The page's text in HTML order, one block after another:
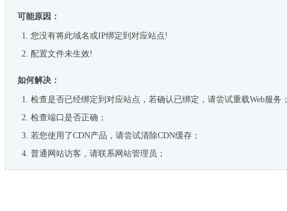
可能原因：
您没有将此域名或IP绑定到对应站点!
配置文件未生效!
如何解决：
检查是否已经绑定到对应站点，若确认已绑定，请尝试重载Web服务；
检查端口是否正确；
若您使用了CDN产品，请尝试清除CDN缓存；
普通网站访客，请联系网站管理员；